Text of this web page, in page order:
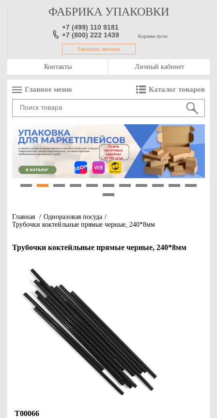
ФАБРИКА УПАКОВКИ
+7 (499) 110 9181
+7 (800) 222 1439
Заказать звонок
Корзина пуста
Контакты Личный кабинет
Главное меню Каталог товаров
Главная / Одноразовая посуда /
Трубочки коктейльные прямые черные, 240*8мм
Трубочки коктейльные прямые черные, 240*8мм
Т00066